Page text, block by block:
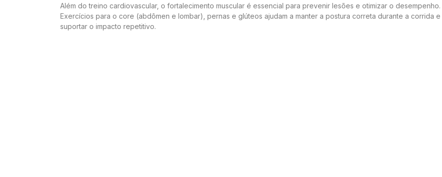
Além do treino cardiovascular, o fortalecimento muscular é essencial para prevenir lesões e otimizar o desempenho.
Exercícios para o core (abdômen e lombar), pernas e glúteos ajudam a manter a postura correta durante a corrida e
suportar o impacto repetitivo.